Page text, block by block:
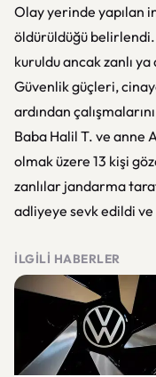
Olay yerinde yapılan
öldürüldüğü
kuruldu ancak zanlı
Güvenlik güçleri,
ardından
Baba Halil T. ve anne
olmak üzere 13 kişi
zanlılar jandarma
adliyeye sevk edildi
İLGILI HABERLER